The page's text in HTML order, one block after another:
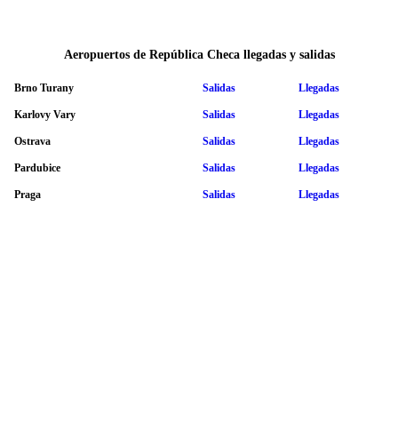
Aeropuertos de República Checa llegadas y salidas
Brno Turany Salidas Llegadas
Karlovy Vary Salidas Llegadas
Ostrava Salidas Llegadas
Pardubice Salidas Llegadas
Praga Salidas Llegadas